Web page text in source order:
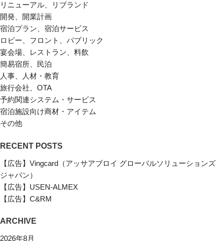
リニューアル、リブランド
開発、開業計画
宿泊プラン、宿泊サービス
ロビー、フロント、パブリック
宴会場、レストラン、料飲
簡易宿所、民泊
人事、人材・教育
旅行会社、OTA
予約関連システム・サービス
宿泊施設向け商材・アイテム
その他
RECENT POSTS
【広告】Vingcard（アッサアブロイ グローバルソリューションズ
ジャパン）
【広告】USEN-ALMEX
【広告】C&RM
ARCHIVE
2026年8月